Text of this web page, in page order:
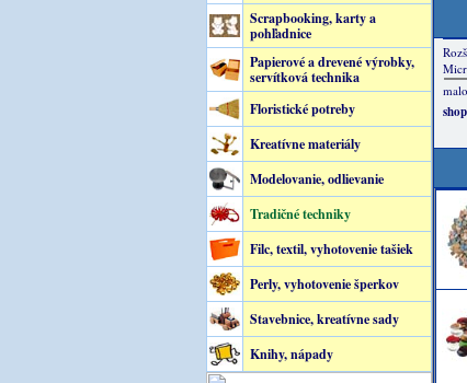
Scrapbooking, karty a
pohľadnice
Papierové a drevené výrobky,
servítková technika
Floristické potreby
Kreatívne materiály
Modelovanie, odlievanie
Tradičné techniky
Filc, textil, vyhotovenie tašiek
Perly, vyhotovenie šperkov
Stavebnice, kreatívne sady
Knihy, nápady